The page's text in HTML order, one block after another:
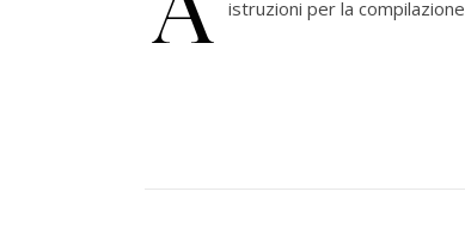
istruzioni per la compilazione